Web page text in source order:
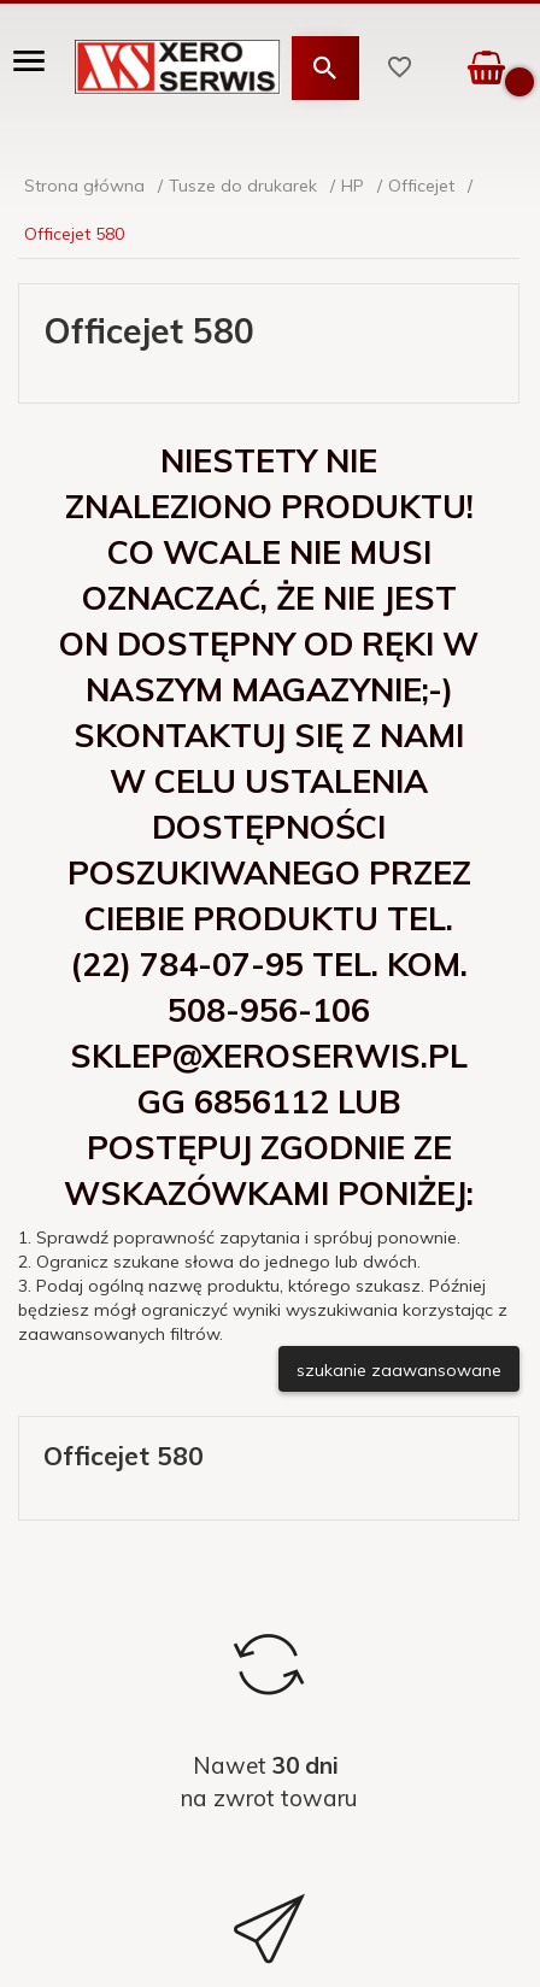
Strona główna Tusze do drukarek HP Officejet
Officejet 580
Officejet 580
NIESTETY NIE
ZNALEZIONO PRODUKTU!
CO WCALE NIE MUSI
OZNACZAĆ, ŻE NIE JEST
ON DOSTĘPNY OD RĘKI W
NASZYM MAGAZYNIE;-)
SKONTAKTUJ SIĘ Z NAMI
W CELU USTALENIA
DOSTĘPNOŚCI
POSZUKIWANEGO PRZEZ
CIEBIE PRODUKTU TEL.
(22) 784-07-95 TEL. KOM.
508-956-106
SKLEP@XEROSERWIS.PL
GG 6856112 LUB
POSTĘPUJ ZGODNIE ZE
WSKAZÓWKAMI PONIŻEJ:
1. Sprawdź poprawność zapytania i spróbuj ponownie.
2. Ogranicz szukane słowa do jednego lub dwóch.
3. Podaj ogólną nazwę produktu, którego szukasz. Później
będziesz mógł ograniczyć wyniki wyszukiwania korzystając z
zaawansowanych filtrów.
szukanie zaawansowane
Officejet 580
Nawet 30 dni
na zwrot towaru